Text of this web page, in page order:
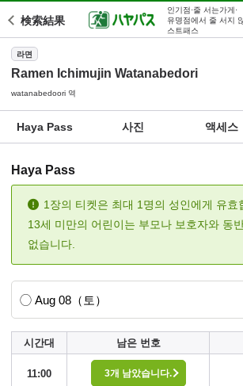
検索結果
인기점·줄 서는가게·
유명점에서 줄 서지
스트패스
라면
Ramen Ichimujin Watanabedori
watanabedoori 역
Haya Pass 사진 액세스
Haya Pass
1장의 티켓은 최대 1명의 성인에게 유효
13세 미만의 어린이는 부모나 보호자와 동
없습니다.
시간대 남은 번호
11:00 3개 남았습니다.